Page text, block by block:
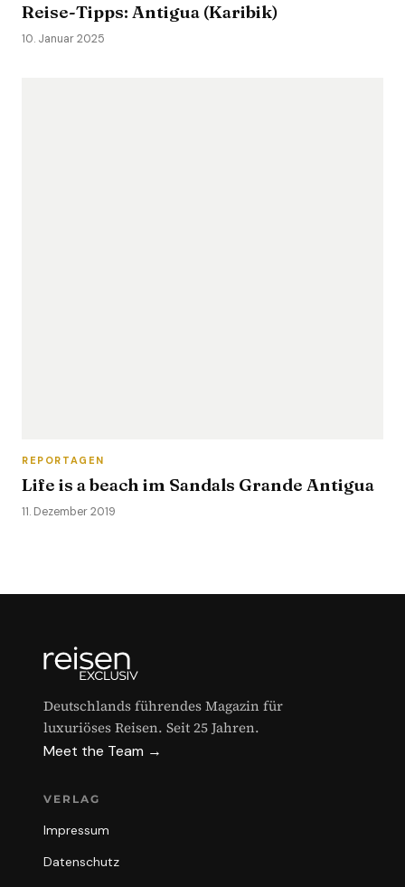
Reise-Tipps: Antigua (Karibik)
10. Januar 2025
REPORTAGEN
Life is a beach im Sandals Grande Antigua
11. Dezember 2019
Deutschlands führendes Magazin für
luxuriöses Reisen. Seit 25 Jahren.
Meet the Team →
VERLAG
Impressum
Datenschutz